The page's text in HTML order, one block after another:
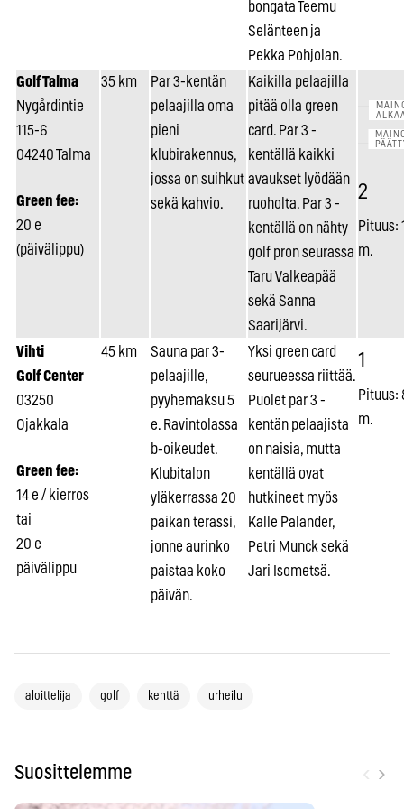
bongata Teemu
Selänteen ja
Pekka Pohjolan.
Golf Talma
Nygårdintie
115-6
04240 Talma
Green fee:
20 e
(päivälippu)
35 km
Par 3-kentän
pelaajilla oma
pieni
klubirakennus,
jossa on suihkut
sekä kahvio.
Kaikilla pelaajilla
pitää olla green
card. Par 3 -
kentällä kaikki
avaukset lyödään
ruoholta. Par 3 -
kentällä on nähty
golf pron seurassa
Taru Valkeapää
sekä Sanna
Saarijärvi.
2
Pituus:
m.
Vihti
Golf Center
03250
Ojakkala
Green fee:
14 e / kierros
tai
20 e
päivälippu
45 km
Sauna par 3-
pelaajille,
pyyhemaksu 5
e. Ravintolassa
b-oikeudet.
Klubitalon
yläkerrassa 20
paikan terassi,
jonne aurinko
paistaa koko
päivän.
Yksi green card
seurueessa riittää.
Puolet par 3 -
kentän pelaajista
on naisia, mutta
kentällä ovat
hutkineet myös
Kalle Palander,
Petri Munck sekä
Jari Isometsä.
1
Pituus:
m.
aloittelija golf kenttä urheilu
Suosittelemme ›